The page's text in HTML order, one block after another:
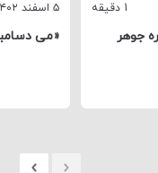
1 دقیقه
جوهر
۵ اسفند ۱۴۰۲
«می